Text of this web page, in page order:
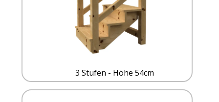
3 Stufen - Höhe 54cm